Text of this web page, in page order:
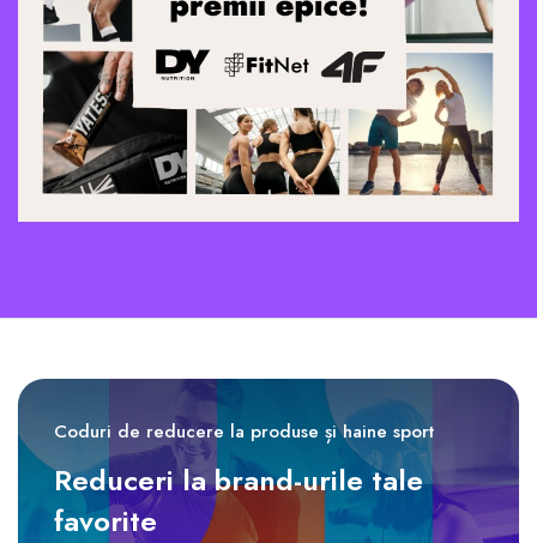
Coduri de reducere la produse și haine sport
Reduceri la brand-urile tale
favorite